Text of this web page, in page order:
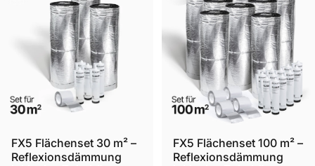
FX5 Flächenset 30 m² –
Reflexionsdämmung
FX5 Flächenset 100 m² –
Reflexionsdämmung